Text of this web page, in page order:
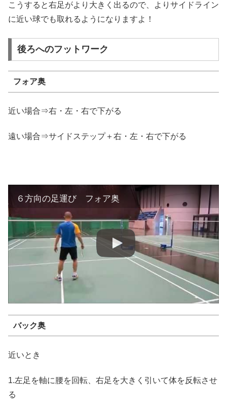
こうすると右足がより大きく出るので、よりサイドライン
に近い球でも取れるようになりますよ！
後ろへのフットワーク
フォア奥
近い場合⇒右・左・右で下がる
遠い場合⇒サイドステップ＋右・左・右で下がる
６方向の足運び フォア奥
バック奥
近いとき
1.左足を軸に腰を回転、右足を大きく引いて体を反転させ
る